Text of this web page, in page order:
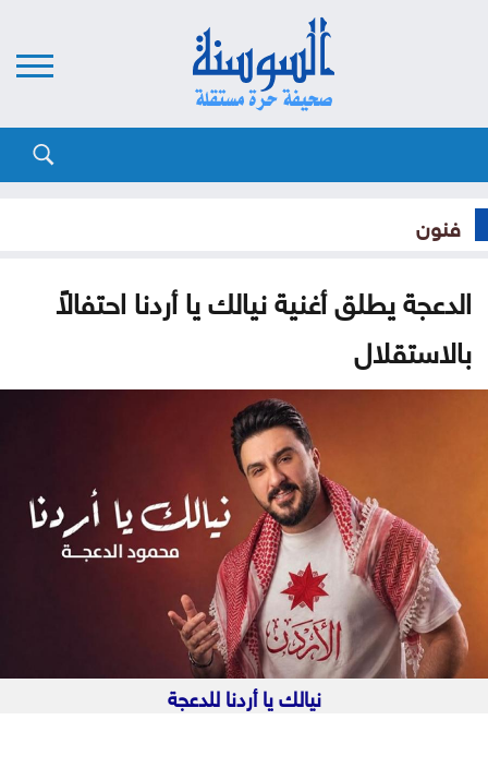
فنون
الدعجة يطلق أغنية نيالك يا أردنا احتفالاً
بالاستقلال
نيالك يا أردنا للدعجة